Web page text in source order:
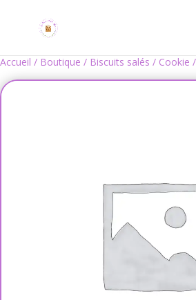
Accueil / Boutique / Biscuits salés / Cookie